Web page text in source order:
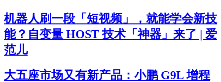
机器人刷一段「短视频」，就能学会新技
能？自变量 HOST 技术「神器」来了 | 爱
范儿
大五座市场又有新产品：小鹏 G9L 增程